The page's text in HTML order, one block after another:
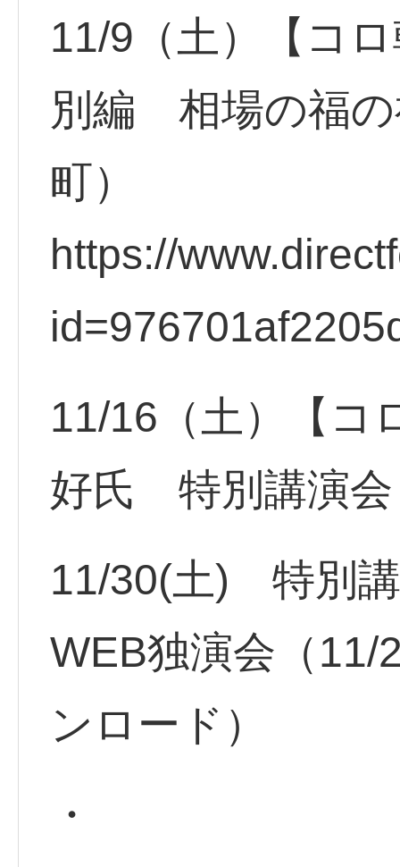
11/9（土）【コ
別編 相場の福の
町）
https://
11/16（土）【コ
好氏 特別講演会
11/30(土) 特別
WEB独演会（11/
ンロード）
・